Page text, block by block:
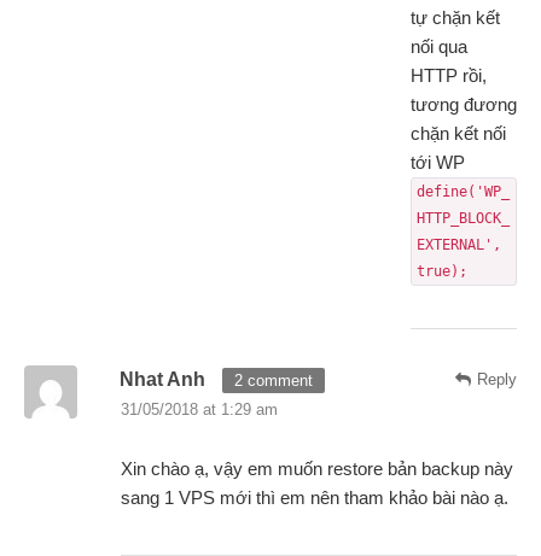
tự chặn kết
nối qua
HTTP rồi,
tương đương
chặn kết nối
tới WP
define('WP_
HTTP_BLOCK_
EXTERNAL',
true);
Reply
Nhat Anh
2 comment
31/05/2018 at 1:29 am
Xin chào ạ, vậy em muốn restore bản backup này
sang 1 VPS mới thì em nên tham khảo bài nào ạ.